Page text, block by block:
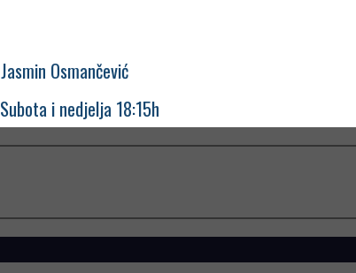
Jasmin Osmančević
Subota i nedjelja 18:15h